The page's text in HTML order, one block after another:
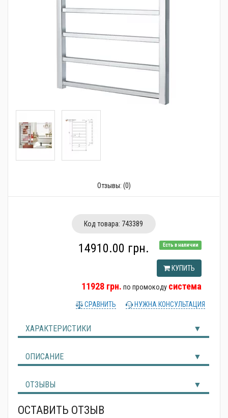
Отзывы: (0)
Код товара: 743389
Есть в наличии
14910.00 грн.
КУПИТЬ
11928 грн. по промокоду система
СРАВНИТЬ НУЖНА КОНСУЛЬТАЦИЯ
ХАРАКТЕРИСТИКИ
ОПИСАНИЕ
ОТЗЫВЫ
ОСТАВИТЬ ОТЗЫВ
Трубопроводная арматура
Фильтры
Трубы и фитинги